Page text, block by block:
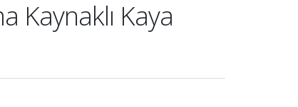
Kaynaklı Kaya